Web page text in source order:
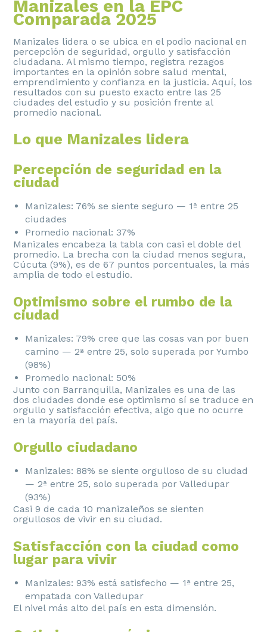
Manizales en la EPC
Comparada 2025
Manizales lidera o se ubica en el podio nacional en
percepción de seguridad, orgullo y satisfacción
ciudadana. Al mismo tiempo, registra rezagos
importantes en la opinión sobre salud mental,
emprendimiento y confianza en la justicia. Aquí, los
resultados con su puesto exacto entre las 25
ciudades del estudio y su posición frente al
promedio nacional.
Lo que Manizales lidera
Percepción de seguridad en la
ciudad
Manizales: 76% se siente seguro — 1ª entre 25
ciudades
Promedio nacional: 37%
Manizales encabeza la tabla con casi el doble del
promedio. La brecha con la ciudad menos segura,
Cúcuta (9%), es de 67 puntos porcentuales, la más
amplia de todo el estudio.
Optimismo sobre el rumbo de la
ciudad
Manizales: 79% cree que las cosas van por buen
camino — 2ª entre 25, solo superada por Yumbo
(98%)
Promedio nacional: 50%
Junto con Barranquilla, Manizales es una de las
dos ciudades donde ese optimismo sí se traduce en
orgullo y satisfacción efectiva, algo que no ocurre
en la mayoría del país.
Orgullo ciudadano
Manizales: 88% se siente orgulloso de su ciudad
— 2ª entre 25, solo superada por Valledupar
(93%)
Casi 9 de cada 10 manizaleños se sienten
orgullosos de vivir en su ciudad.
Satisfacción con la ciudad como
lugar para vivir
Manizales: 93% está satisfecho — 1ª entre 25,
empatada con Valledupar
El nivel más alto del país en esta dimensión.